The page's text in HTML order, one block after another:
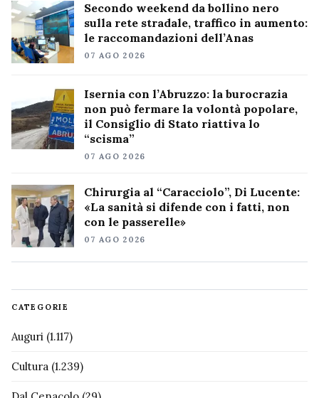
Secondo weekend da bollino nero
sulla rete stradale, traffico in aumento:
le raccomandazioni dell’Anas
07 AGO 2026
Isernia con l’Abruzzo: la burocrazia
non può fermare la volontà popolare,
il Consiglio di Stato riattiva lo
“scisma”
07 AGO 2026
Chirurgia al “Caracciolo”, Di Lucente:
«La sanità si difende con i fatti, non
con le passerelle»
07 AGO 2026
CATEGORIE
Auguri (1.117)
Cultura (1.239)